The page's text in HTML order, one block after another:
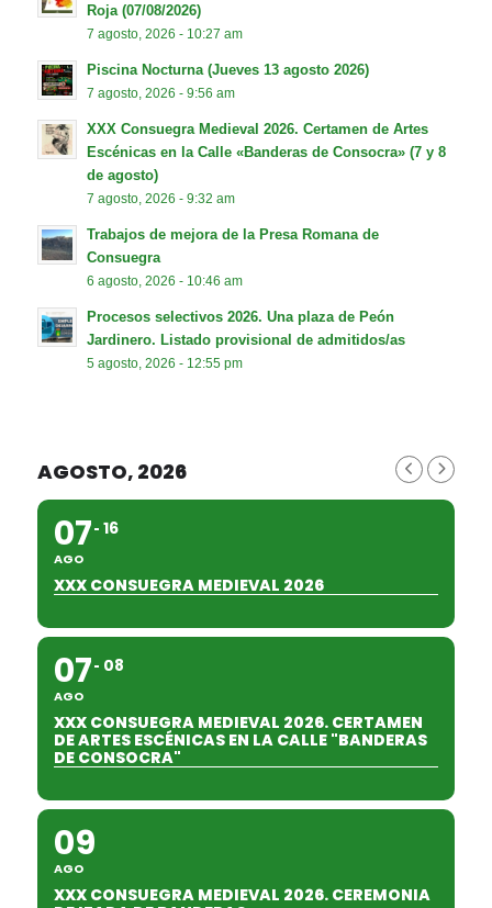
Roja (07/08/2026)
7 agosto, 2026 - 10:27 am
Piscina Nocturna (Jueves 13 agosto 2026)
7 agosto, 2026 - 9:56 am
XXX Consuegra Medieval 2026. Certamen de Artes
Escénicas en la Calle «Banderas de Consocra» (7 y 8
de agosto)
7 agosto, 2026 - 9:32 am
Trabajos de mejora de la Presa Romana de
Consuegra
6 agosto, 2026 - 10:46 am
Procesos selectivos 2026. Una plaza de Peón
Jardinero. Listado provisional de admitidos/as
5 agosto, 2026 - 12:55 pm
AGOSTO, 2026
07
AGO
16
XXX CONSUEGRA MEDIEVAL 2026
07
AGO
08
XXX CONSUEGRA MEDIEVAL 2026. CERTAMEN
DE ARTES ESCÉNICAS EN LA CALLE "BANDERAS
DE CONSOCRA"
09
AGO
XXX CONSUEGRA MEDIEVAL 2026. CEREMONIA